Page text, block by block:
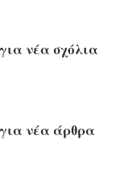
νέα σχόλια
νέα άρθρα